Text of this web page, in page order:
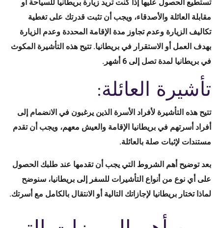
تستطيع الحصول عليها إذا كنت تريد زيارة بريطانيا للسياحة أو
مقابلة العائلة والأصدقاء، ويجب أن تثبت قدرتك على تغطية
تكاليف الزيارة وعدم تجاوز مدة الإقامة المحددة وعدم الزيارة
بهدف العمل أو الاستقرار في بريطانيا. تتيح هذه التأشيرة المكوث
في بريطانيا لمدة تصل إلى 6 أشهر.
تأشيرة العائلة:
تتيح هذه التأشيرة لأفراد الأسرة الذين يرغبون في الانضمام إلى
أفراد أسرتهم في بريطانيا الإقامة والعيش معهم، ويجب أن تقدم
مستندات لإثبات صلة بالعائلة.
بعد توضيح أهم الشروط التي يجب أن تقدمها عند طلبك الحصول
على أي نوع من أنواع التأشيرات للسفر إلى بريطانيا، سنوضح
لماذا تختار بريطانيا لإجازاتك التالية أو الانتقال بالكامل مع أسرتك.